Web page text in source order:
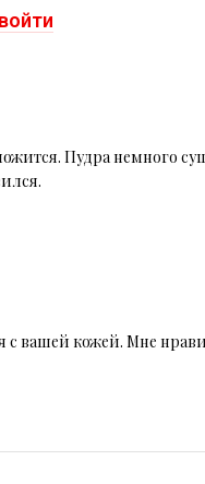
войти
Пудра немного
с вашей кожей. Мне